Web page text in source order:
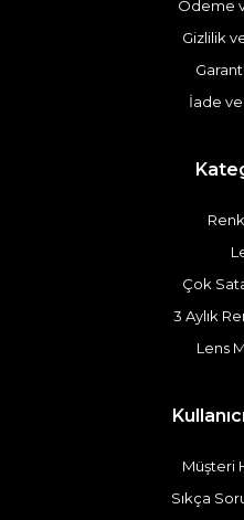
Ödeme
Gizlilik
İade
Çok
3 Aylık
Lens
Müşteri
Sıkça